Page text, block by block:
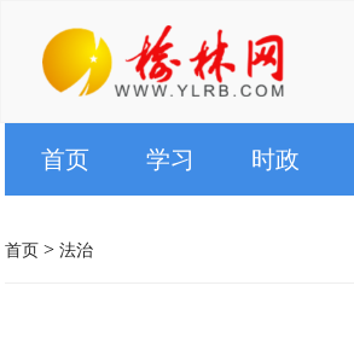
首页 学习 时政
首页 > 法治